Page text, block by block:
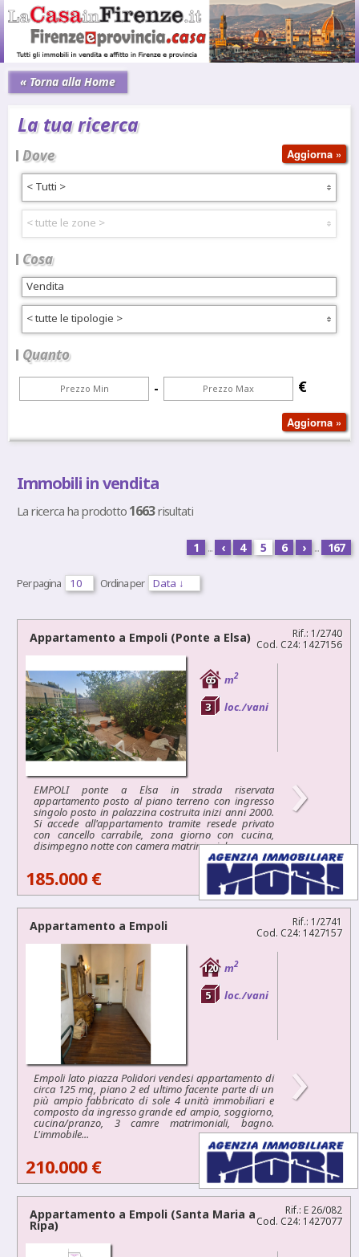
« Torna alla Home
La tua ricerca
Dove
< Tutti >
< tutte le zone >
Cosa
< tutte le tipologie >
Quanto
- €
Immobili in vendita
La ricerca ha prodotto 1663risultati
1 ... ‹ 4 5 6 › ... 167
Per pagina Ordina per
Rif.: 1/2740
Cod. C24: 1427156
Appartamento a Empoli (Ponte a Elsa)
65 m2
3 loc./vani
EMPOLI ponte a Elsa in strada riservata
appartamento posto al piano terreno con ingresso
singolo posto in palazzina costruita inizi anni 2000.
Si accede all'appartamento tramite resede privato
con cancello carrabile, zona giorno con cucina,
disimpegno notte con camera matrimoniale...
›
185.000 €
Rif.: 1/2741
Cod. C24: 1427157
Appartamento a Empoli
120 m2
5 loc./vani
Empoli lato piazza Polidori vendesi appartamento di
circa 125 mq, piano 2 ed ultimo facente parte di un
più ampio fabbricato di sole 4 unità immobiliari e
composto da ingresso grande ed ampio, soggiorno,
cucina/pranzo, 3 camre matrimoniali, bagno.
L'immobile...
›
210.000 €
Rif.: E 26/082
Cod. C24: 1427077
Appartamento a Empoli (Santa Maria a
Ripa)